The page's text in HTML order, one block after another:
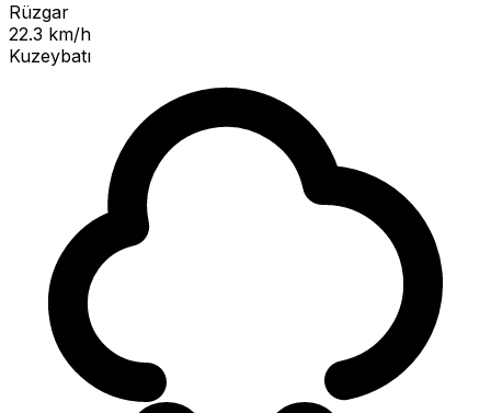
Rüzgar
22.3 km/h
Kuzeybatı